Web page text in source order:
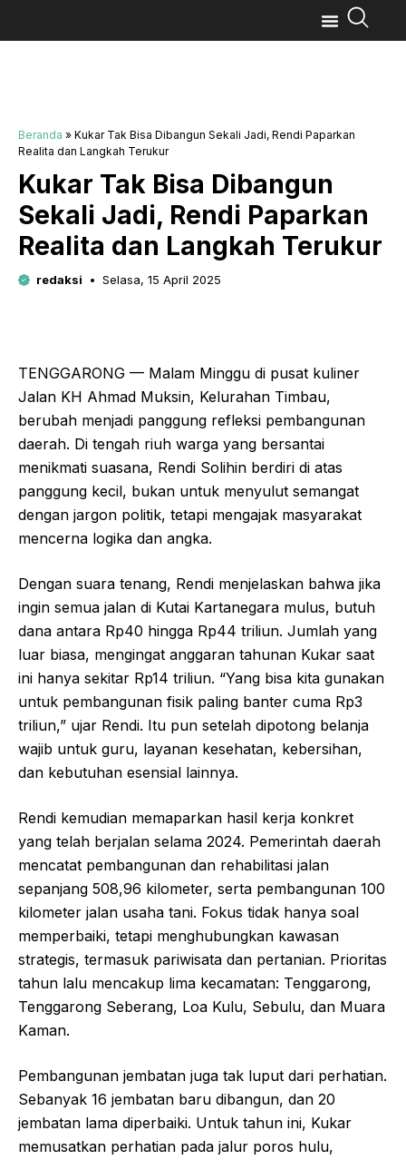
Beranda » Kukar Tak Bisa Dibangun Sekali Jadi, Rendi Paparkan
Realita dan Langkah Terukur
Kukar Tak Bisa Dibangun
Sekali Jadi, Rendi Paparkan
Realita dan Langkah Terukur
redaksi Selasa, 15 April 2025
TENGGARONG — Malam Minggu di pusat kuliner
Jalan KH Ahmad Muksin, Kelurahan Timbau,
berubah menjadi panggung refleksi pembangunan
daerah. Di tengah riuh warga yang bersantai
menikmati suasana, Rendi Solihin berdiri di atas
panggung kecil, bukan untuk menyulut semangat
dengan jargon politik, tetapi mengajak masyarakat
mencerna logika dan angka.
Dengan suara tenang, Rendi menjelaskan bahwa jika
ingin semua jalan di Kutai Kartanegara mulus, butuh
dana antara Rp40 hingga Rp44 triliun. Jumlah yang
luar biasa, mengingat anggaran tahunan Kukar saat
ini hanya sekitar Rp14 triliun. “Yang bisa kita gunakan
untuk pembangunan fisik paling banter cuma Rp3
triliun,” ujar Rendi. Itu pun setelah dipotong belanja
wajib untuk guru, layanan kesehatan, kebersihan,
dan kebutuhan esensial lainnya.
Rendi kemudian memaparkan hasil kerja konkret
yang telah berjalan selama 2024. Pemerintah daerah
mencatat pembangunan dan rehabilitasi jalan
sepanjang 508,96 kilometer, serta pembangunan 100
kilometer jalan usaha tani. Fokus tidak hanya soal
memperbaiki, tetapi menghubungkan kawasan
strategis, termasuk pariwisata dan pertanian. Prioritas
tahun lalu mencakup lima kecamatan: Tenggarong,
Tenggarong Seberang, Loa Kulu, Sebulu, dan Muara
Kaman.
Pembangunan jembatan juga tak luput dari perhatian.
Sebanyak 16 jembatan baru dibangun, dan 20
jembatan lama diperbaiki. Untuk tahun ini, Kukar
memusatkan perhatian pada jalur poros hulu,